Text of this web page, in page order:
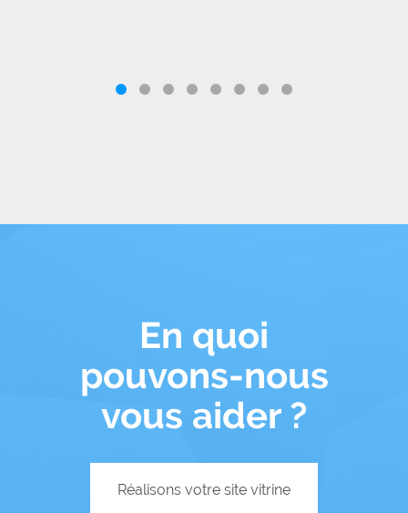
En quoi
pouvons-nous
vous aider ?
Réalisons votre site vitrine